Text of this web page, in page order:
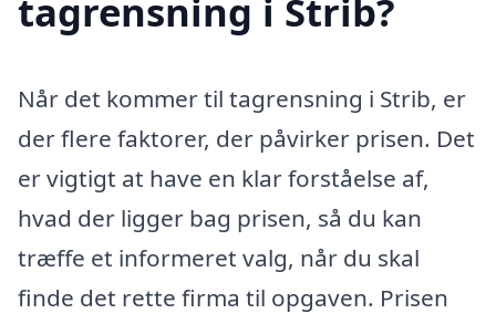
tagrensning i Strib?
Når det kommer til tagrensning i Strib, er
der flere faktorer, der påvirker prisen. Det
er vigtigt at have en klar forståelse af,
hvad der ligger bag prisen, så du kan
træffe et informeret valg, når du skal
finde det rette firma til opgaven. Prisen